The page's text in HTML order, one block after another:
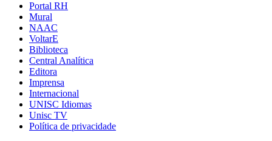
Portal RH
Mural
NAAC
VoltarE
Biblioteca
Central Analítica
Editora
Imprensa
Internacional
UNISC Idiomas
Unisc TV
Política de privacidade